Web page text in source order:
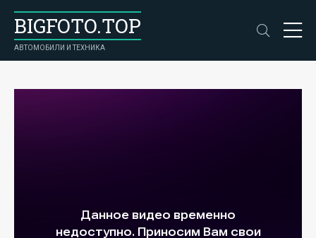
BIGFOTO.TOP
АВТОМОБИЛИ И ТЕХНИКА